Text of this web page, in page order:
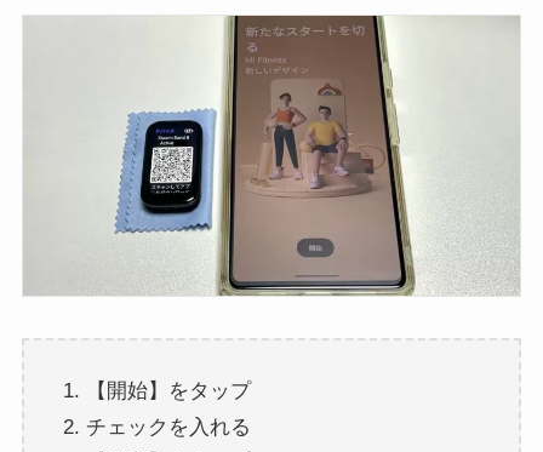
【開始】をタップ
チェックを入れる